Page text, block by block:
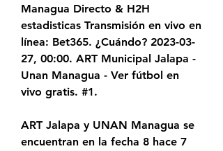
Managua Directo & H2H
estadisticas Transmisión en vivo en
línea: Bet365. ¿Cuándo? 2023-03-
27, 00:00. ART Municipal Jalapa -
Unan Managua - Ver fútbol en
vivo gratis. #1.
ART Jalapa y UNAN Managua se
encuentran en la fecha 8 hace 7